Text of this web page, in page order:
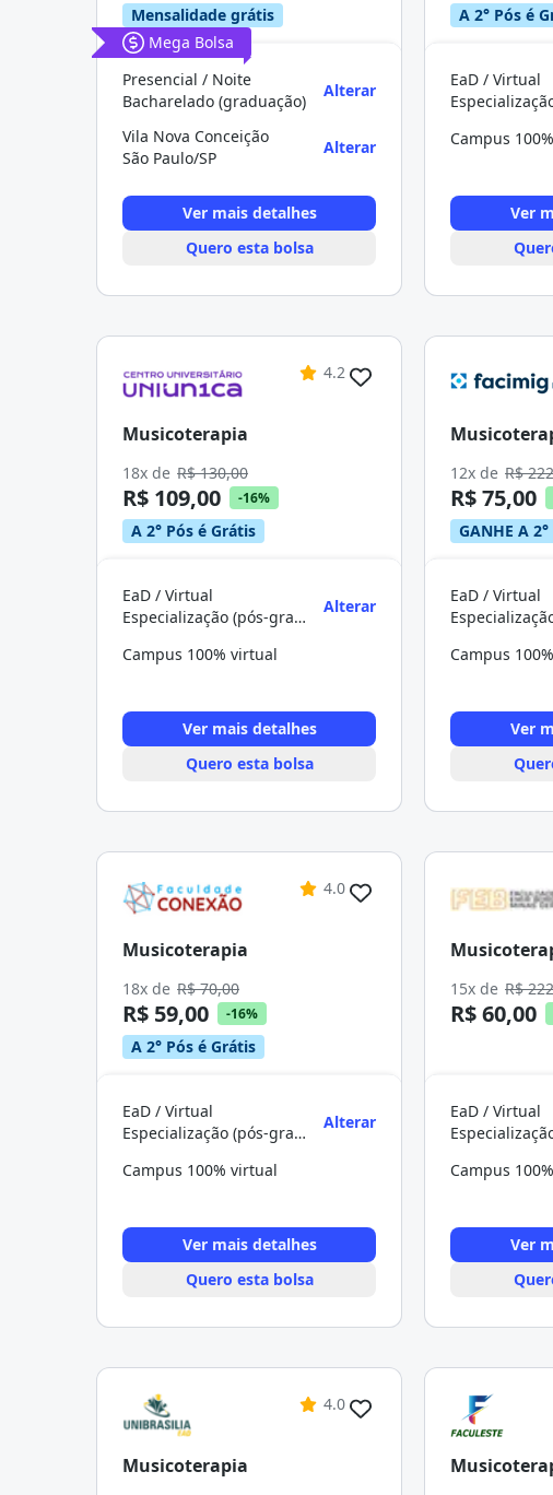
Mensalidade grátis
Mega Bolsa
Presencial / Noite
Bacharelado (graduação)
Alterar
Vila Nova Conceição
São Paulo/SP
Alterar
Ver mais detalhes
Quero esta bolsa
A 2° Pós é
EaD / Virtual
Campus
Ver
4.2
Musicoterapia
18x de R$ 130,00
R$ 109,00 -16%
A 2° Pós é Grátis
EaD / Virtual
Especialização (pós-graduação)
Alterar
Campus 100% virtual
Ver mais detalhes
Quero esta bolsa
12x de R$
R$ 75,00
GANHE A 2°
EaD / Virtual
Campus
Ver
4.0
Musicoterapia
18x de R$ 70,00
R$ 59,00 -16%
A 2° Pós é Grátis
EaD / Virtual
Especialização (pós-graduação)
Alterar
Campus 100% virtual
Ver mais detalhes
Quero esta bolsa
15x de R$
R$ 60,00
EaD / Virtual
Campus
Ver
4.0
Musicoterapia